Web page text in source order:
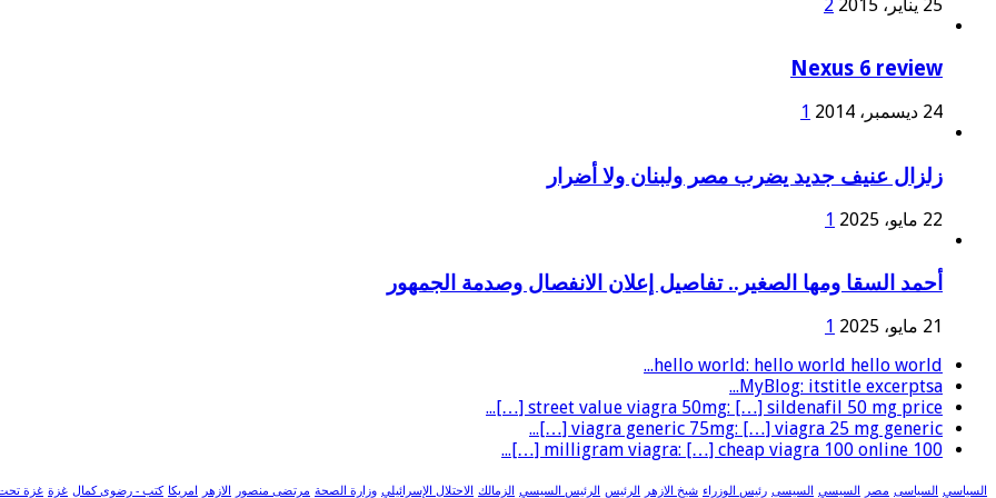
25 يناير، 2015 2
Nexus 6 review
24 ديسمبر، 2014 1
زلزال عنيف جديد يضرب مصر ولبنان ولا أضرار
22 مايو، 2025 1
أحمد السقا ومها الصغير.. تفاصيل إعلان الانفصال وصدمة الجمهور
21 مايو، 2025
1
hello world: hello world hello world...
MyBlog: itstitle excerptsa...
street value viagra 50mg: […] sildenafil 50 mg price […]...
viagra generic 75mg: […] viagra 25 mg generic […]...
100 milligram viagra: […] cheap viagra 100 online […]...
السياسي السياسى مصر السيسي السيسى رئيس الوزراء شيخ الازهر الرئيس الرئيس السيسي الزمالك الاحتلال الإسرائيلي وزارة الصحة مرتضى منصور الازهر امريكا كتب - رضوى كمال غزة غزة